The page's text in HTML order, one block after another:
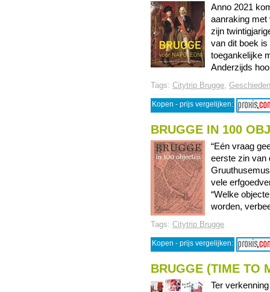
Anno 2021
aanraking met
zijn
van dit boek is
toegankelijke
Anderzijds
Tags: Citytrip Brugge,
Kopen - prijs vergelijken:
BRUGGE IN 100
“Eén vraag
eerste zin van
vele
“Welke
worden,
Tags: Citytrip Brugge
Kopen - prijs vergelijken:
BRUGGE (TIME TO
Ter